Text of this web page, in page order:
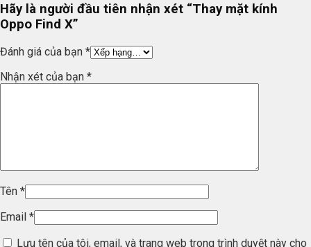
Hãy là người đầu tiên nhận xét “Thay mặt kính
Oppo Find X”
Đánh giá của bạn *
Nhận xét của bạn *
Tên *
Email *
Lưu tên của tôi, email, và trang web trong trình duyệt này cho